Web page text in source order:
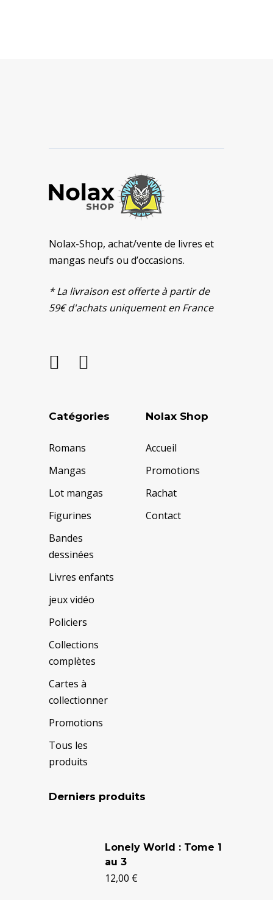
Nolax-Shop, achat/vente de livres et
mangas neufs ou d’occasions.
* La livraison est offerte à partir de
59€ d'achats uniquement en France
Catégories
Romans
Mangas
Lot mangas
Figurines
Bandes
dessinées
Livres enfants
jeux vidéo
Policiers
Collections
complètes
Cartes à
collectionner
Promotions
Tous les
produits
Nolax Shop
Accueil
Promotions
Rachat
Contact
Derniers produits
Lonely World : Tome 1
au 3
12,00 €